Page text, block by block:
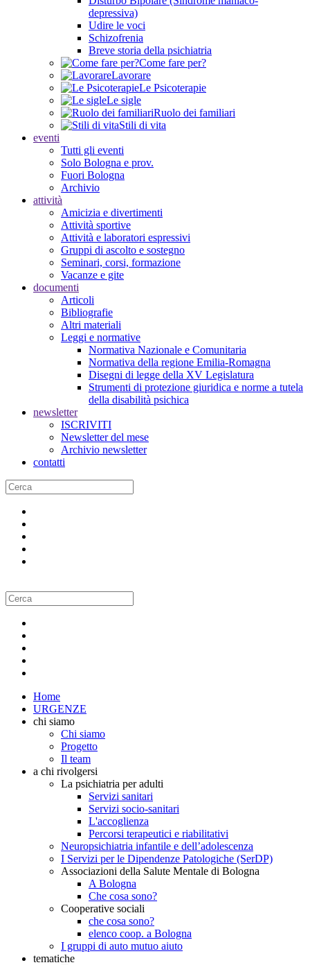
depressiva)
Udire le voci
Schizofrenia
Breve storia della psichiatria
Come fare per?
Lavorare
Le Psicoterapie
Le sigle
Ruolo dei familiari
Stili di vita
eventi
Tutti gli eventi
Solo Bologna e prov.
Fuori Bologna
Archivio
attività
Amicizia e divertimenti
Attività sportive
Attività e laboratori espressivi
Gruppi di ascolto e sostegno
Seminari, corsi, formazione
Vacanze e gite
documenti
Articoli
Bibliografie
Altri materiali
Leggi e normative
Normativa Nazionale e Comunitaria
Normativa della regione Emilia-Romagna
Disegni di legge della XV Legislatura
Strumenti di protezione giuridica e norme a tutela
della disabilità psichica
newsletter
ISCRIVITI
Newsletter del mese
Archivio newsletter
contatti
Home
URGENZE
chi siamo
Chi siamo
Progetto
Il team
a chi rivolgersi
La psichiatria per adulti
Servizi sanitari
Servizi socio-sanitari
L'accoglienza
Percorsi terapeutici e riabilitativi
Neuropsichiatria infantile e dell’adolescenza
I Servizi per le Dipendenze Patologiche (SerDP)
Associazioni della Salute Mentale di Bologna
A Bologna
Che cosa sono?
Cooperative sociali
che cosa sono?
elenco coop. a Bologna
I gruppi di auto mutuo aiuto
tematiche